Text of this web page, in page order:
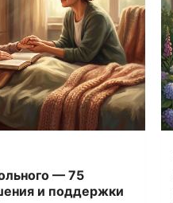
— 75
и поддержки